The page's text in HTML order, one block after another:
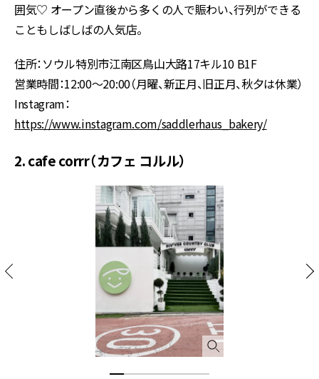
囲気♡ オープン直後から多くの人で賑わい、行列ができる
こともしばしばの人気店。
住所：ソウル特別市江南区鳥山大路17キル10 B1F
営業時間：12:00〜20:00（月曜、新正月、旧正月、秋夕は休業）
Instagram：
https://www.instagram.com/saddlerhaus_bakery/
2. cafe corrr（カフェ コルル）